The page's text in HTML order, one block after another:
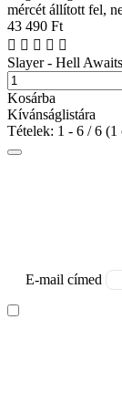
mércét állított fel,
43 490 Ft
Slayer - Hell
Kosárba
Kívánságlistára
Tételek: 1 - 6 / 6 (1
E-mail címed